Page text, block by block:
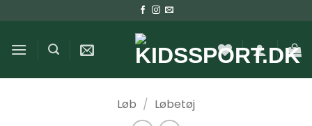
til
indhold
Løb / Løbetøj